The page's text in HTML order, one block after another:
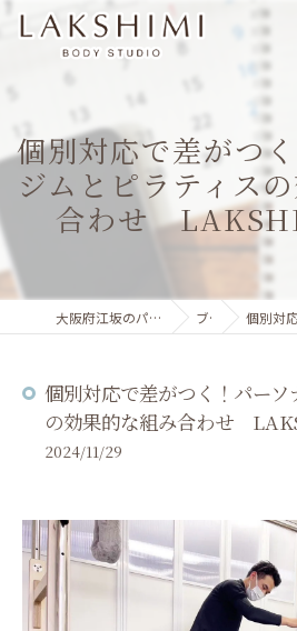
個別対応で差がつ
ジムとピラティス
合わせ
大阪府江坂のパーソナルジムならLAKSHIMI ブログ 個別対応で差がつく
個別対応で差がつく！パーソ
の効果的な組み合わせ
2024/11/29